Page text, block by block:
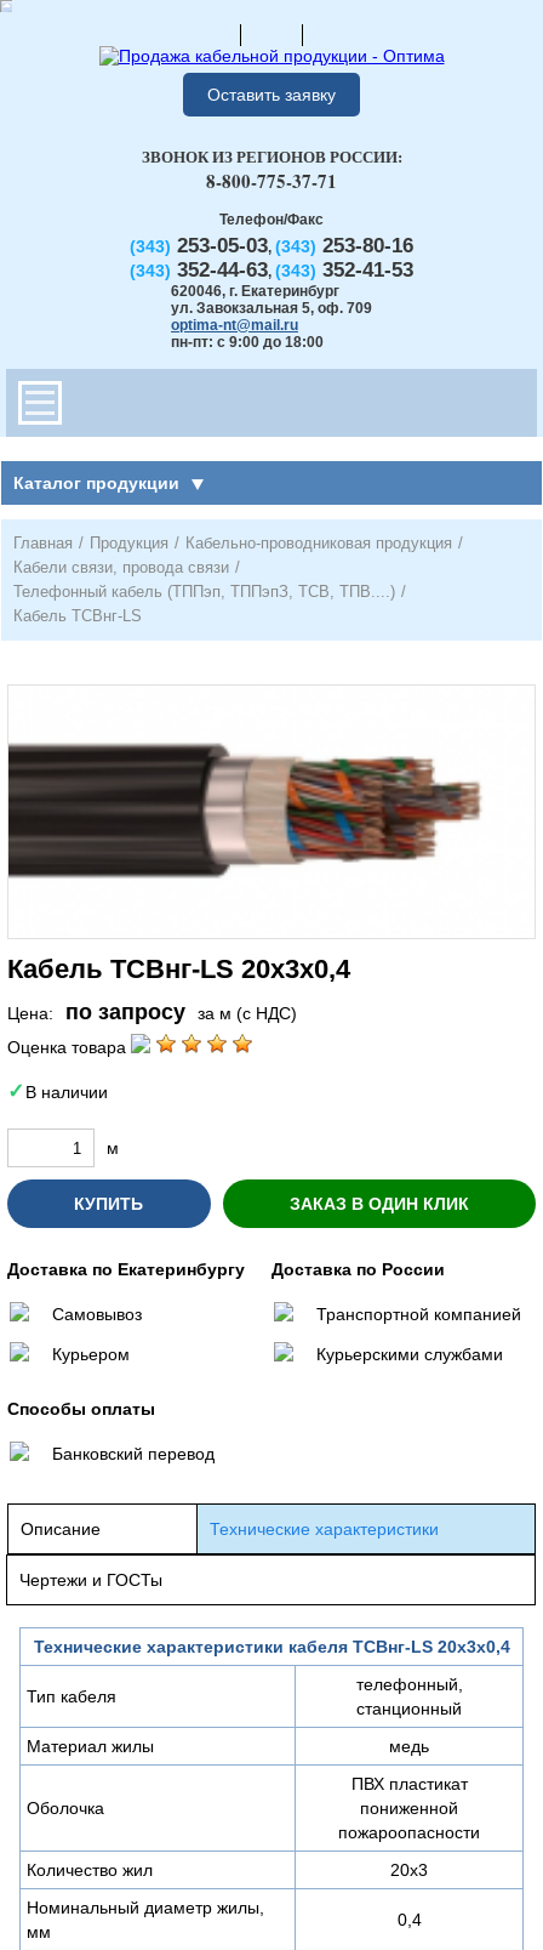
Оставить заявку
Телефон/Факс
(343) 253-05-03, (343) 253-80-16
(343) 352-44-63, (343) 352-41-53
620046, г. Екатеринбург
ул. Завокзальная 5, оф. 709
optima-nt@mail.ru
пн-пт: с 9:00 до 18:00
ЗВОНОК ИЗ РЕГИОНОВ РОССИИ:
8-800-775-37-71
Каталог продукции
Главная / Продукция / Кабельно-проводниковая продукция /
Кабели связи, провода связи /
Телефонный кабель (ТППэп, ТППэпЗ, ТСВ, ТПВ....) /
Кабель ТСВнг-LS
Кабель ТСВнг-LS 20х3х0,4
Цена: по запросу
за м (с НДС)
Оценка товара
В наличии
м
КУПИТЬ ЗАКАЗ В ОДИН КЛИК
Доставка по Екатеринбургу
Самовывоз
Курьером
Доставка по России
Транспортной компанией
Курьерскими службами
Способы оплаты
Банковский перевод
Описание Технические характеристики
Чертежи и ГОСТы
Технические характеристики кабеля ТСВнг-LS 20х3х0,4
Тип кабеля
телефонный,
станционный
Материал жилы
медь
Оболочка
ПВХ пластикат
пониженной
пожароопасности
Количество жил
20х3
Номинальный диаметр жилы,
мм
0,4